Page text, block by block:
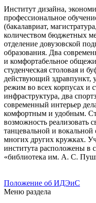
Институт дизайна,
профессиональное
(бакалавриат,
количеством бюджетных
отделение довузовской
образования. Два
и комфортабельное
студенческая столовая и
действующий здравпункт,
режим во всех корпусах и
инфраструктура, два
современный интерьер
комфортным и удобным.
возможность реализовать
танцевальной и
многих других кружках.
института расположены в
«библиотека им. А. С.
Положение об ИДЭиС
Меню раздела